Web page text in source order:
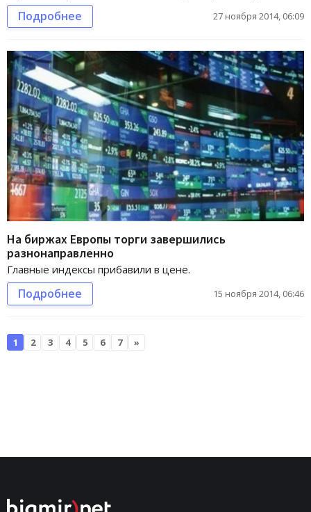
Подробнее 27 ноября 2014, 06:09
На биржах Европы торги завершились
разнонаправленно
Главные индексы прибавили в цене.
Подробнее 15 ноября 2014, 06:46
1 2 3 4 5 6 7 »